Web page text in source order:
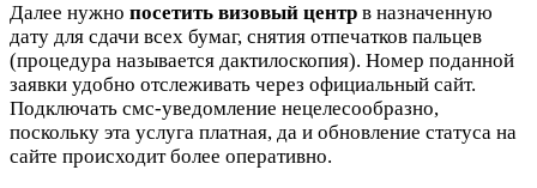
Далее нужно посетить визовый центр в назначенную
дату для сдачи всех бумаг, снятия отпечатков пальцев
(процедура называется дактилоскопия). Номер поданной
заявки удобно отслеживать через официальный сайт.
Подключать смс-уведомление нецелесообразно,
поскольку эта услуга платная, да и обновление статуса на
сайте происходит более оперативно.